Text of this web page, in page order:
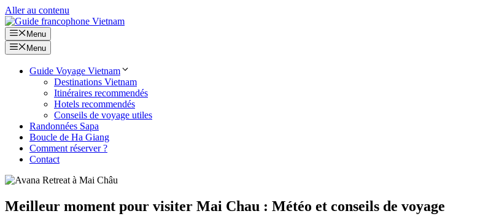
Aller au contenu
Menu
Menu
Guide Voyage Vietnam
Destinations Vietnam
Itinéraires recommendés
Hotels recommendés
Conseils de voyage utiles
Randonnées Sapa
Boucle de Ha Giang
Comment réserver ?
Contact
Meilleur moment pour visiter Mai Chau : Météo et conseils de voyage